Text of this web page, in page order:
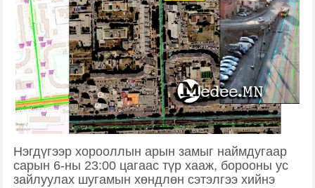
Нэгдүгээр хорооллын арын замыг наймдугаар
сарын 6-ны 23:00 цагаас түр хааж, борооны ус
зайлуулах шугамын хөндлөн сэтэлгээ хийнэ